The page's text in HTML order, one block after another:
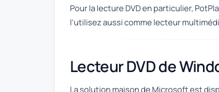
Pour la lecture DVD en particulier,
l’utilisez aussi comme lecteur
Lecteur DVD de
La solution maison de Microsoft est